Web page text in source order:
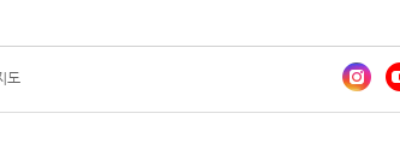
도